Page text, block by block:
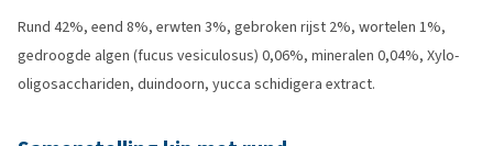
Rund 42%, eend 8%, erwten 3%, gebroken rijst 2%, wortelen 1%,
gedroogde algen (fucus vesiculosus) 0,06%, mineralen 0,04%, Xylo-
oligosacchariden, duindoorn, yucca schidigera extract.